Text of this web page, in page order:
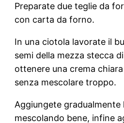
Preparate due teglie da
con carta da forno.
In una ciotola lavorate il
semi della mezza stecca
ottenere una crema chiara
senza mescolare troppo.
Aggiungete gradualmente
mescolando bene, infine